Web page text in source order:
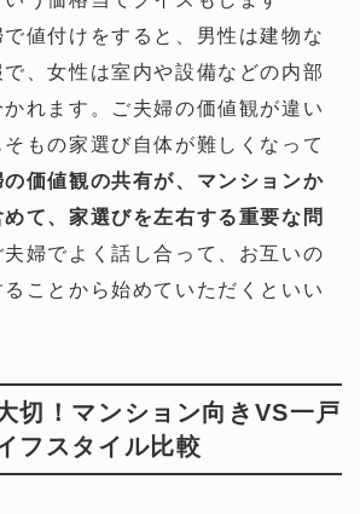
で値付けをすると、男性は建物な
、女性は室内や設備などの内部
れます。ご夫婦の価値観が違い
もの家選び自体が難しくなって
の価値観の共有が、マンションか
て、家選びを左右する重要な問
婦でよく話し合って、お互いの
ことから始めていただくといい
切！マンション向きVS一戸
フスタイル比較